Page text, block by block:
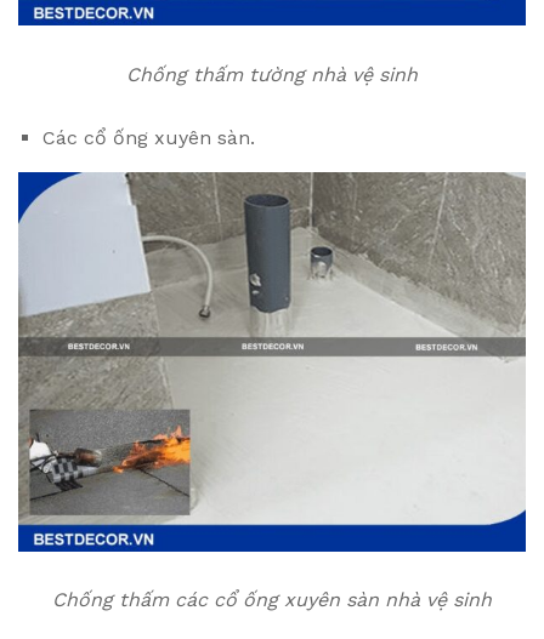
Chống thấm tường nhà vệ sinh
Các cổ ống xuyên sàn.
Chống thấm các cổ ống xuyên sàn nhà vệ sinh